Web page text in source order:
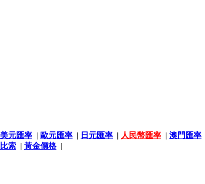
美元匯率 | 歐元匯率 | 日元匯率 | 人民幣匯率 | 澳門匯率
比索 | 黃金價格|